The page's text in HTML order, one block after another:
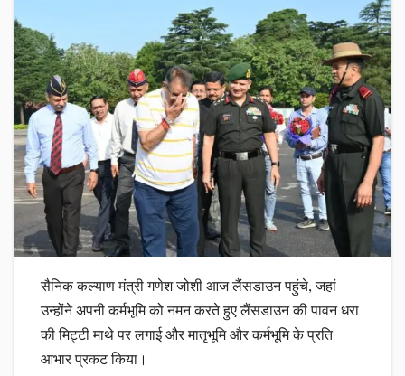
सैनिक कल्याण मंत्री गणेश जोशी आज लैंसडाउन पहुंचे, जहां
उन्होंने अपनी कर्मभूमि को नमन करते हुए लैंसडाउन की पावन धरा
की मिट्टी माथे पर लगाई और मातृभूमि और कर्मभूमि के प्रति
आभार प्रकट किया।